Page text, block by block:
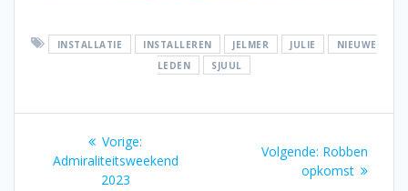
INSTALLATIE INSTALLEREN JELMER JULIE
NIEUWE
LEDEN
SJUUL
Bericht
navigatie
Vorige:
bericht:
Admiraliteitsweekend
2023
Volgende: Volgend
bericht:
Robben
opkomst